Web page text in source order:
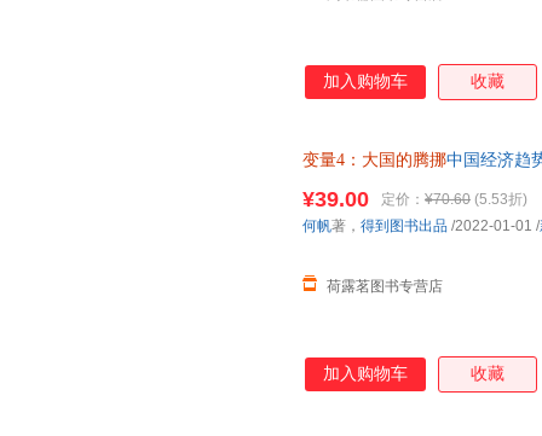
加入购物车 收藏
变量4：大国的腾挪中国经济趋
¥39.00 定价： ¥70.60 (5.53折)
荷露茗图书专营店
何帆著， 得到图书出品 /2022-01-01 /
加入购物车 收藏